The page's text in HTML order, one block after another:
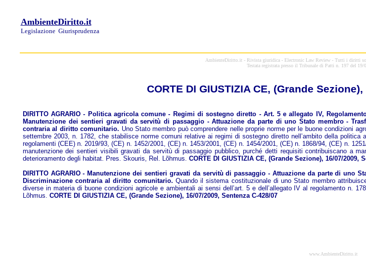
AmbienteDiritto.it
Legislazione Giurisprudenza
AmbienteDiritto.it - Rivista giuridica - Electronic Law Review - Tutti i diritti
Testata registrata presso il Tribunale di Patti n. 197 del
CORTE DI GIUSTIZIA CE, (Grande
DIRITTO AGRARIO - Politica agricola comune - Regimi di sostegno diretto - Art. 5 e allegato IV,
Manutenzione dei sentieri gravati da servitù di passaggio - Attuazione da parte di uno Stato membro -
contraria al diritto comunitario. Uno Stato membro può comprendere nelle proprie norme per le buone condizioni
settembre 2003, n. 1782, che stabilisce norme comuni relative ai regimi di sostegno diretto nell’ambito della
regolamenti (CEE) n. 2019/93, (CE) n. 1452/2001, (CE) n. 1453/2001, (CE) n. 1454/2001, (CE) n. 1868/94, (CE) n.
manutenzione dei sentieri visibili gravati da servitù di passaggio pubblico, purché detti requisiti contribuiscano a
deterioramento degli habitat. Pres. Skouris, Rel. Lõhmus. CORTE DI GIUSTIZIA CE, (Grande Sezione), 16/07/2009,
DIRITTO AGRARIO - Manutenzione dei sentieri gravati da servitù di passaggio - Attuazione da parte di
Discriminazione contraria al diritto comunitario. Quando il sistema costituzionale di uno Stato membro
diverse in materia di buone condizioni agricole e ambientali ai sensi dell’art. 5 e dell’allegato IV al regolamento n.
Lõhmus. CORTE DI GIUSTIZIA CE, (Grande Sezione), 16/07/2009, Sentenza C-428/07
www.AmbienteDiritto.it